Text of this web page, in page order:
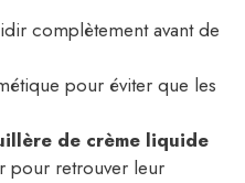
complètement avant de
pour éviter que les
de crème liquide
pour retrouver leur